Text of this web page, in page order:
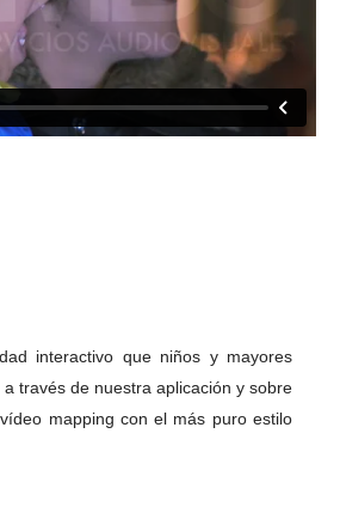
interactivo que niños y mayores
través de nuestra aplicación y sobre
mapping con el más puro estilo